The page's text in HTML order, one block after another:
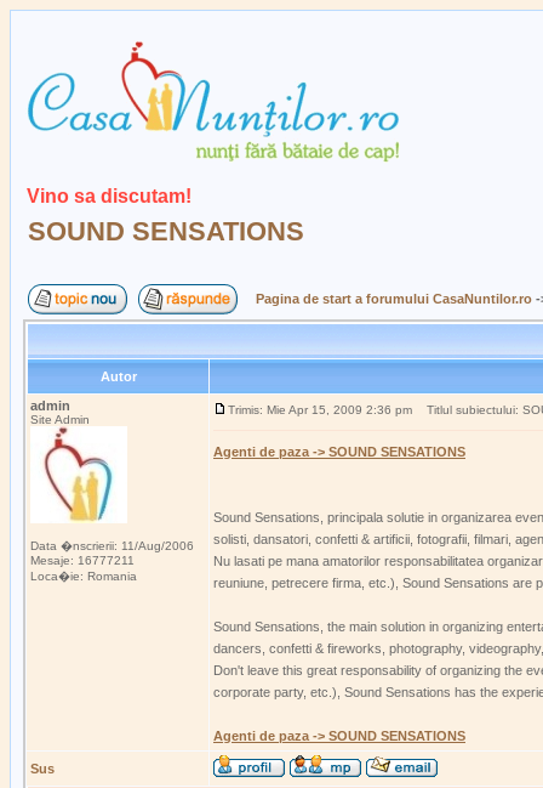
Vino sa discutam!
SOUND SENSATIONS
Pagina de start a forumului CasaNuntilor.ro
Autor
admin
Site Admin
Data �nscrierii: 11/Aug/2006
Mesaje: 16777211
Loca�ie: Romania
Trimis: Mie Apr 15, 2009 2:36 pm Titlul subiectului:
Agenti de paza -> SOUND SENSATIONS
Sound Sensations, principala solutie in organizarea
solisti, dansatori, confetti & artificii, fotografii, filmari,
Nu lasati pe mana amatorilor responsabilitatea
reuniune, petrecere firma, etc.), Sound Sensations are
Sound Sensations, the main solution in organizing
dancers, confetti & fireworks, photography,
Don't leave this great responsability of organizing the
corporate party, etc.), Sound Sensations has the
Agenti de paza -> SOUND SENSATIONS
Sus